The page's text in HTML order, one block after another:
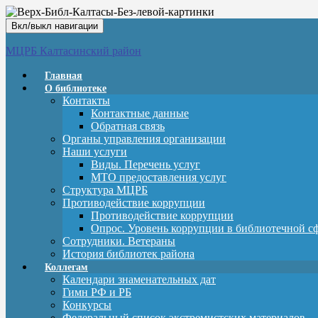
Вкл/выкл навигации
МЦРБ Калтасинский район
Главная
О библиотеке
Контакты
Контактные данные
Обратная связь
Органы управления организации
Наши услуги
Виды. Перечень услуг
МТО предоставления услуг
Структура МЦРБ
Противодействие коррупции
Противодействие коррупции
Опрос. Уровень коррупции в библиотечной
Сотрудники. Ветераны
История библиотек района
Коллегам
Календари знаменательных дат
Гимн РФ и РБ
Конкурсы